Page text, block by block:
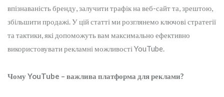
впізнаваність бренду, залучити трафік на веб-сайт та, зрештою,
збільшити продажі. У цій статті ми розглянемо ключові стратегії
та тактики, які допоможуть вам максимально ефективно
використовувати рекламні можливості YouTube.
Чому YouTube – важлива платформа для реклами?